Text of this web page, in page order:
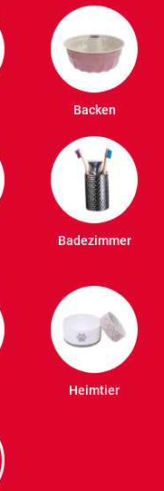
Backen
Badezimmer
Heimtier